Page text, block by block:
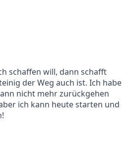
schaffen will, dann schafft
der Weg auch ist. Ich habe
nicht mehr zurückgehen
ich kann heute starten und